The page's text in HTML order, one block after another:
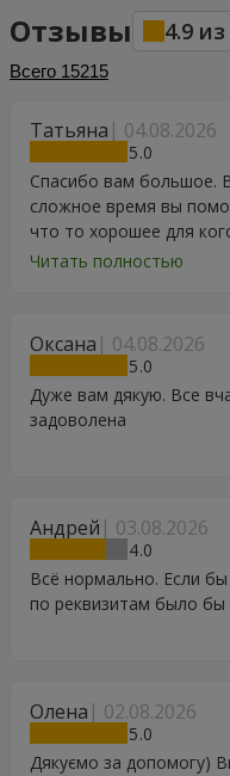
Отзывы 4.9 из
Всего 15215
Татьяна 04.08.2026
5
Спасибо вам большое.
сложное время вы
что то хорошее для
порадоваться цветам,
Читать полностью
Оксана 04.08.2026
5
Дуже вам дякую. Все
задоволена
Андрей 03.08.2026
4
Всё нормально. Если
по реквизитам было
Олена 02.08.2026
5
Дякуємо за допомогу)